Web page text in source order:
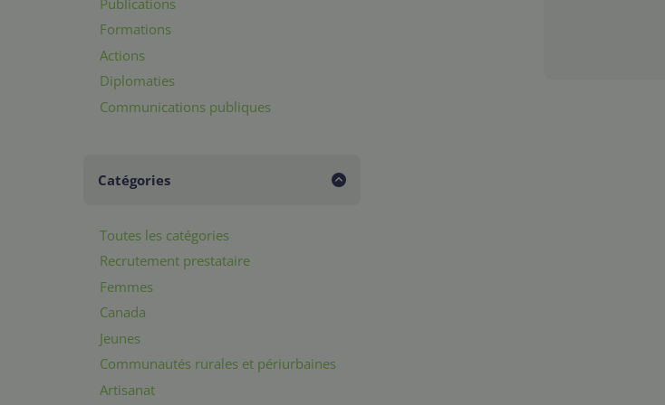
Formations
Actions
Diplomaties
Communications publiques
Catégories
Toutes les catégories
Recrutement prestataire
Femmes
Canada
Jeunes
Communautés rurales et périurbaines
Artisanat